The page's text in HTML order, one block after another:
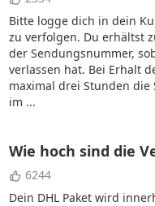
Bitte logge dich in dein
zu verfolgen. Du erhältst
der Sendungsnummer,
verlassen hat. Bei Erhalt
maximal drei Stunden
im ...
Wie hoch sind die
6244
Dein DHL Paket wird